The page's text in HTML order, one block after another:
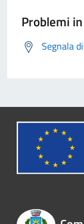
Problemi
Segnala